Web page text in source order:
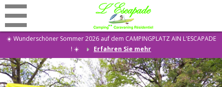
Rabatte
Startseite
☀️ Wunderschöner Sommer 2026 auf dem CAMPINGPLATZ AIN L'ESCAPADE
! ☀️
Erfahren Sie mehr